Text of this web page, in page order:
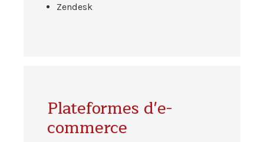
Zendesk
Plateformes d'e-
commerce